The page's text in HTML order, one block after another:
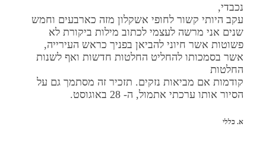
נכבדי,
עקב היותי קשור לחופי אשקלון מזה כארבעים וחמש
שנים אני מרשה לעצמי לכתוב מילות ביקורת לא
פשוטות אשר חיוני להביאן בפניך כראש העירייה,
אשר בסמכותו להחליט החלטות חדשות ואף לשנות
החלטות
קודמות אם מביאות נזקים. תזכיר זה מסתמך גם על
הסיור אותו ערכתי אתמול, ה- 28 באוגוסט.
א. כללי